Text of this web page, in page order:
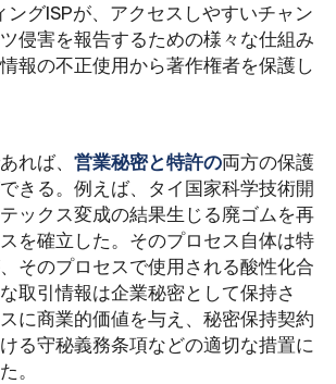
ングISPが、アクセスしやすいチャン
侵害を報告するための様々な仕組み
報の不正使用から著作権者を保護し
れば、 営業秘密と特許の両方の保護
きる。例えば、タイ国家科学技術開
ックス変成の結果生じる廃ゴムを再
を確立した。そのプロセス自体は特
そのプロセスで使用される酸性化合
取引情報は企業秘密として保持さ
に商業的価値を与え、秘密保持契約
る守秘義務条項などの適切な措置に
。